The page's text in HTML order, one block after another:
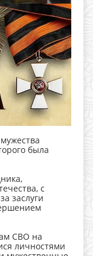
была
с
заслуги
СВО на
личностями